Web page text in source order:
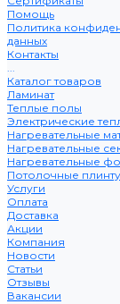
Помощь
Политика
данных
Контакты
...
Каталог товаров
Ламинат
Теплые полы
Электрические
Нагревательные
Нагревательные
Нагревательные
Потолочные
Услуги
Оплата
Доставка
Акции
Компания
Новости
Статьи
Отзывы
Вакансии